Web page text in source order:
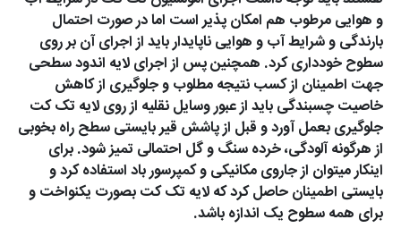
و هوایی مرطوب هم امکان پذیر است اما در صورت احتمال
بارندگی و شرایط آب و هوایی ناپایدار باید از اجرای آن بر روی
سطوح خودداری کرد. همچنین پس از اجرای لایه اندود سطحی
جهت اطمینان از کسب نتیجه مطلوب و جلوگیری از کاهش
خاصیت چسبندگی باید از عبور وسایل نقلیه از روی لایه تک کت
جلوگیری بعمل آورد و قبل از پاشش قیر بایستی سطح راه بخوبی
از هرگونه آلودگی، خرده سنگ و گل احتمالی تمیز شود. برای
اینکار میتوان از جاروی مکانیکی و کمپرسور باد استفاده کرد و
بایستی اطمینان حاصل کرد که لایه تک کت بصورت یکنواخت و
برای همه سطوح یک اندازه باشد.